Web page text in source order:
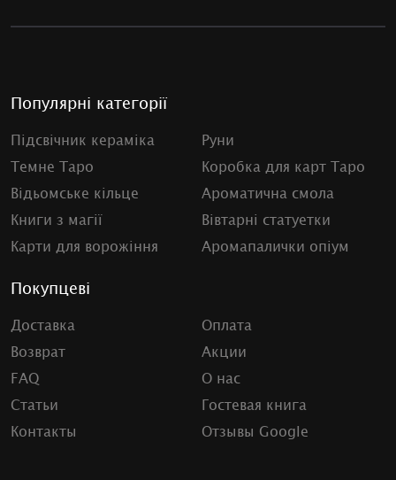
Популярні категорії
Підсвічник кераміка
Руни
Темне Таро
Коробка для карт Таро
Відьомське кільце
Ароматична смола
Книги з магії
Вівтарні статуетки
Карти для ворожіння
Аромапалички опіум
Покупцеві
Доставка
Оплата
Возврат
Акции
FAQ
О нас
Статьи
Гостевая книга
Контакты
Отзывы Google